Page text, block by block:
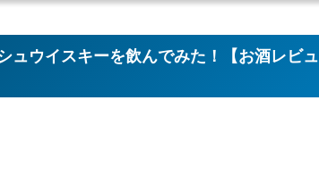
ュウイスキーを飲んでみた！【お酒レビュ